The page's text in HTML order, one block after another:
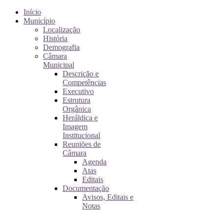
Início
Município
Localização
História
Demografia
Câmara
Municipal
Descrição e
Competências
Executivo
Estrutura
Orgânica
Heráldica e
Imagem
Institucional
Reuniões de
Câmara
Agenda
Atas
Editais
Documentação
Avisos, Editais e
Notas